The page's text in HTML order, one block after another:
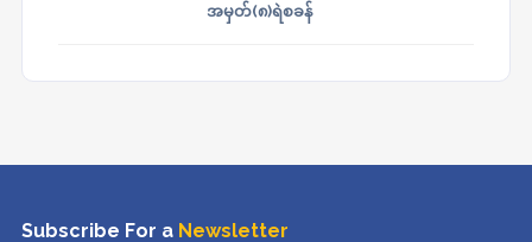
အမှတ်(၈)ရဲစခန်
Subscribe For a Newsletter